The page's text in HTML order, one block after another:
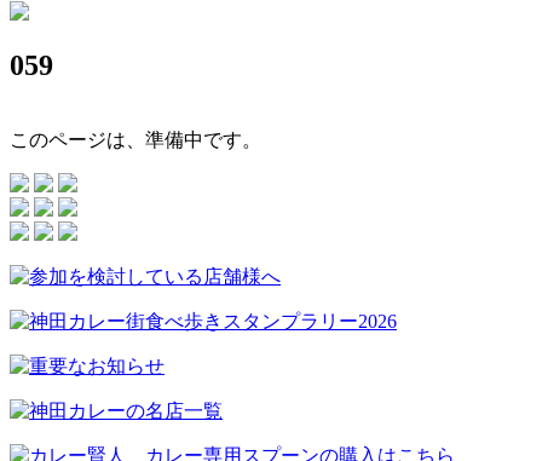
059
このページは、準備中です。